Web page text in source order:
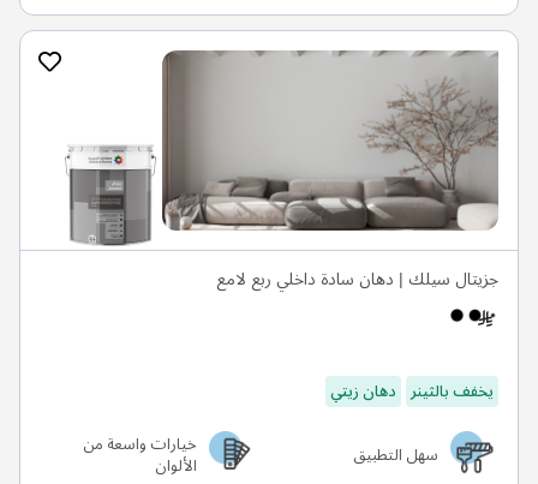
جزيتال سيلك | دهان سادة داخلي ربع لامع
يخفف بالثينر دهان زيتي
سهل التطبيق
خيارات واسعة من
الألوان